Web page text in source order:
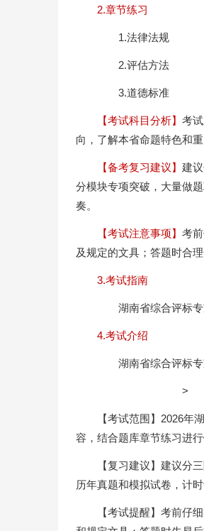
2.章节练习
1.法律法规
2.评估方法
3.道德标准
【考试科目分析】 考
向，了解本省命题特色和
【备考复习建议】 建
分模块专项突破，大量做
奏。
【考试注意事项】 考
及规定的文具；答题时合
3.考试指南
湖南省综合评标专
4.考试介绍
湖南省综合评标专
>
【考试范围】2026年
容，结合题库章节练习进行
【复习建议】建议分
历年真题和模拟试卷，计
【考试提醒】考前仔